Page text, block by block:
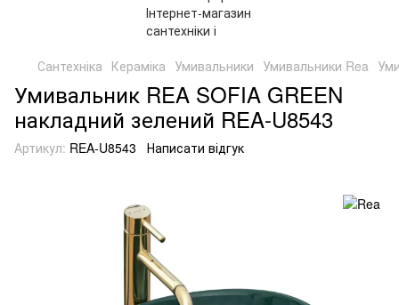
Сантехніка Кераміка Умивальники Умивальники Rea
Умивальник REA SOFIA GREEN
накладний зелений REA-U8543
Артикул: REA-U8543 Написати відгук